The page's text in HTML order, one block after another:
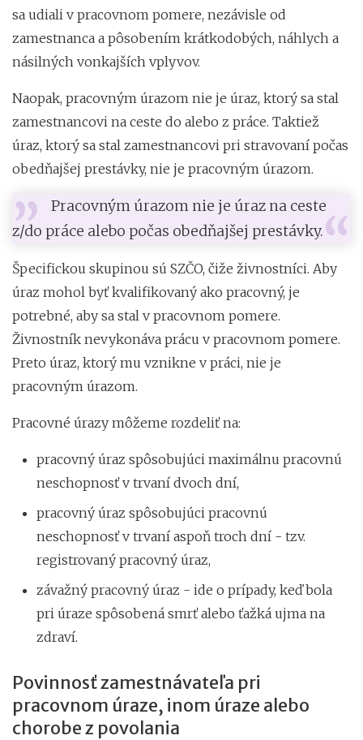
sa udiali v pracovnom pomere, nezávisle od
zamestnanca a pôsobením krátkodobých, náhlych a
násilných vonkajších vplyvov.
Naopak, pracovným úrazom nie je úraz, ktorý sa stal
zamestnancovi na ceste do alebo z práce. Taktiež
úraz, ktorý sa stal zamestnancovi pri stravovaní počas
obedňajšej prestávky, nie je pracovným úrazom.
Pracovným úrazom nie je úraz na ceste
z/do práce alebo počas obedňajšej prestávky.
Špecifickou skupinou sú SZČO, čiže živnostníci. Aby
úraz mohol byť kvalifikovaný ako pracovný, je
potrebné, aby sa stal v pracovnom pomere.
Živnostník nevykonáva prácu v pracovnom pomere.
Preto úraz, ktorý mu vznikne v práci, nie je
pracovným úrazom.
Pracovné úrazy môžeme rozdeliť na:
pracovný úraz spôsobujúci maximálnu pracovnú
neschopnosť v trvaní dvoch dní,
pracovný úraz spôsobujúci pracovnú
neschopnosť v trvaní aspoň troch dní - tzv.
registrovaný pracovný úraz,
závažný pracovný úraz - ide o prípady, keď bola
pri úraze spôsobená smrť alebo ťažká ujma na
zdraví.
Povinnosť zamestnávateľa pri
pracovnom úraze, inom úraze alebo
chorobe z povolania